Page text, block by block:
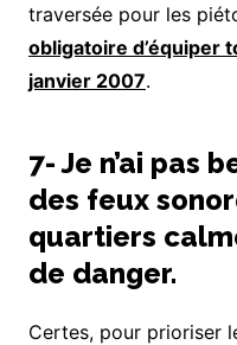
traversée pour les
obligatoire d’équiper
janvier 2007.
7- Je n’ai pas
des feux
quartiers
de danger.
Certes, pour prioriser